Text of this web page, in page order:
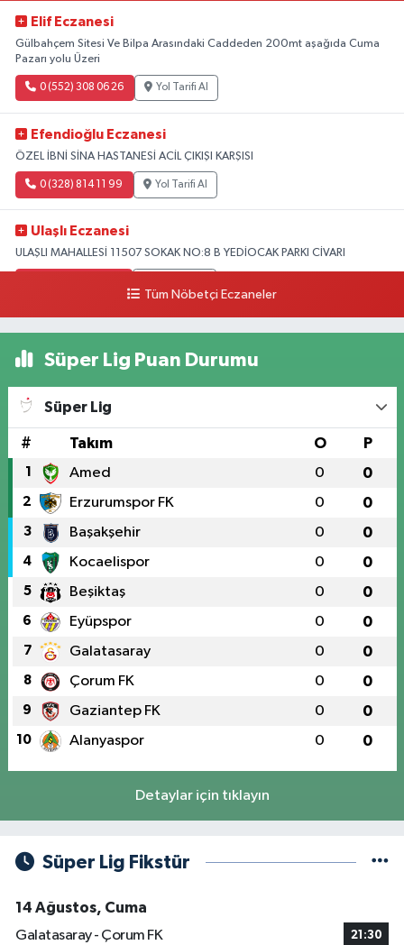
Elif Eczanesi
Gülbahçem Sitesi Ve Bilpa Arasındaki Caddeden 200mt aşağıda Cuma
Pazarı yolu Üzeri
0 (552) 308 06 26 Yol Tarifi Al
Efendioğlu Eczanesi
ÖZEL İBNİ SİNA HASTANESİ ACİL ÇIKIŞI KARŞISI
0 (328) 814 11 99 Yol Tarifi Al
Ulaşlı Eczanesi
ULAŞLI MAHALLESİ 11507 SOKAK NO:8 B YEDİOCAK PARKI CİVARI
Tüm Nöbetçi Eczaneler
Süper Lig Puan Durumu
Süper Lig
# Takım O P
1 Amed 0 0
2 Erzurumspor FK 0 0
3 Başakşehir 0 0
4 Kocaelispor 0 0
5 Beşiktaş 0 0
6 Eyüpspor 0 0
7 Galatasaray 0 0
8 Çorum FK 0 0
9 Gaziantep FK 0 0
10 Alanyaspor 0 0
Detaylar için tıklayın
Süper Lig Fikstür
14 Ağustos, Cuma
Galatasaray - Çorum FK
21:30